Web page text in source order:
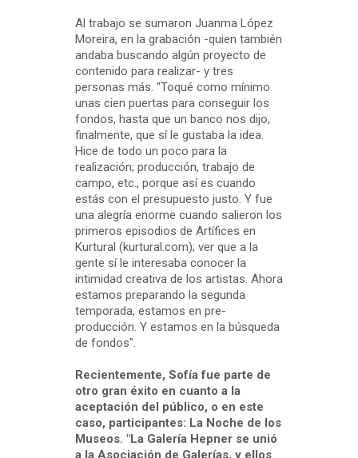
Al trabajo se sumaron Juanma López
Moreira, en la grabación -quien también
andaba buscando algún proyecto de
contenido para realizar- y tres
personas más. "Toqué como mínimo
unas cien puertas para conseguir los
fondos, hasta que un banco nos dijo,
finalmente, que sí le gustaba la idea.
Hice de todo un poco para la
realización; producción, trabajo de
campo, etc., porque así es cuando
estás con el presupuesto justo. Y fue
una alegría enorme cuando salieron los
primeros episodios de Artífices en
Kurtural (kurtural.com); ver que a la
gente sí le interesaba conocer la
intimidad creativa de los artistas. Ahora
estamos preparando la segunda
temporada, estamos en pre-
producción. Y estamos en la búsqueda
de fondos".
Recientemente, Sofía fue parte de
otro gran éxito en cuanto a la
aceptación del público, o en este
caso, participantes: La Noche de los
Museos. "La Galería Hepner se unió
a la Asociación de Galerías, y ellos